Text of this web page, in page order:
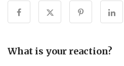
What is your reaction?